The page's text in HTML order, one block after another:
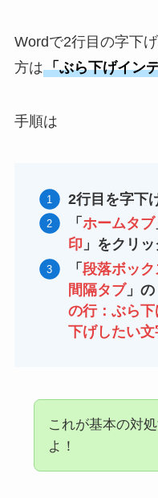
Wordで2行目の字下
方は「ぶら下げイン
手順は
2行目を字下
「ホームタブ
印 」をクリッ
「段落ボック
間隔タブ」の
の行：ぶら下
下げしたい文
これが基本の対
よ！